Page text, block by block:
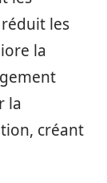
les
la
la
créant